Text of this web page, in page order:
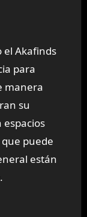
el Akafinds
para
manera
su
espacios
puede
están